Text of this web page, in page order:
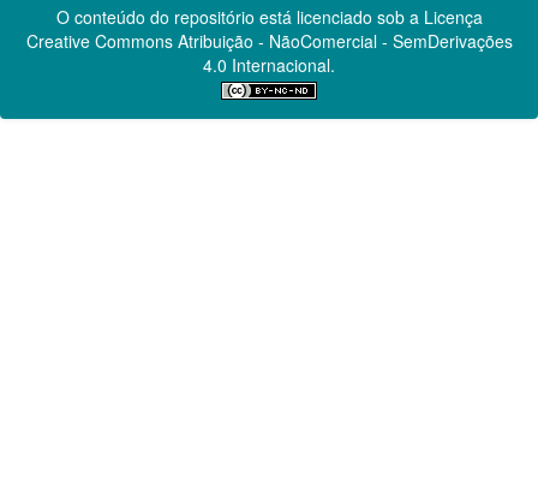
O conteúdo do repositório está licenciado sob a Licença
Creative CommonsAtribuição - NãoComercial - SemDerivações
4.0 Internacional.